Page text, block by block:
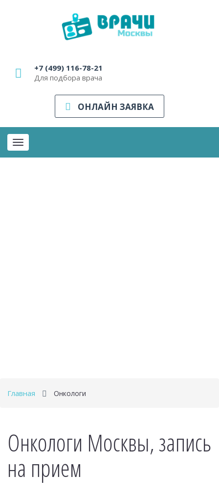
+7 (499) 116-78-21
Для подбора врача
ОНЛАЙН ЗАЯВКА
Toggle
navigation
Главная Онкологи
Онкологи Москвы, запись
на прием